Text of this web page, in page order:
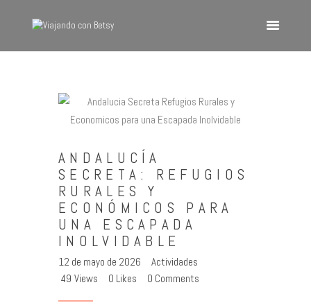
VIAJANDO CON BETSY
Europa
América
Asia
Quienes Somos
Contacto
ANDALUCÍA
SECRETA: REFUGIOS
RURALES Y
ECONÓMICOS PARA
UNA ESCAPADA
INOLVIDABLE
12 de mayo de 2026
Actividades
49 Views 0 Likes 0 Comments